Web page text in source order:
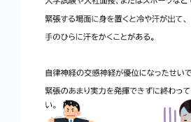
健康情報
採用情報